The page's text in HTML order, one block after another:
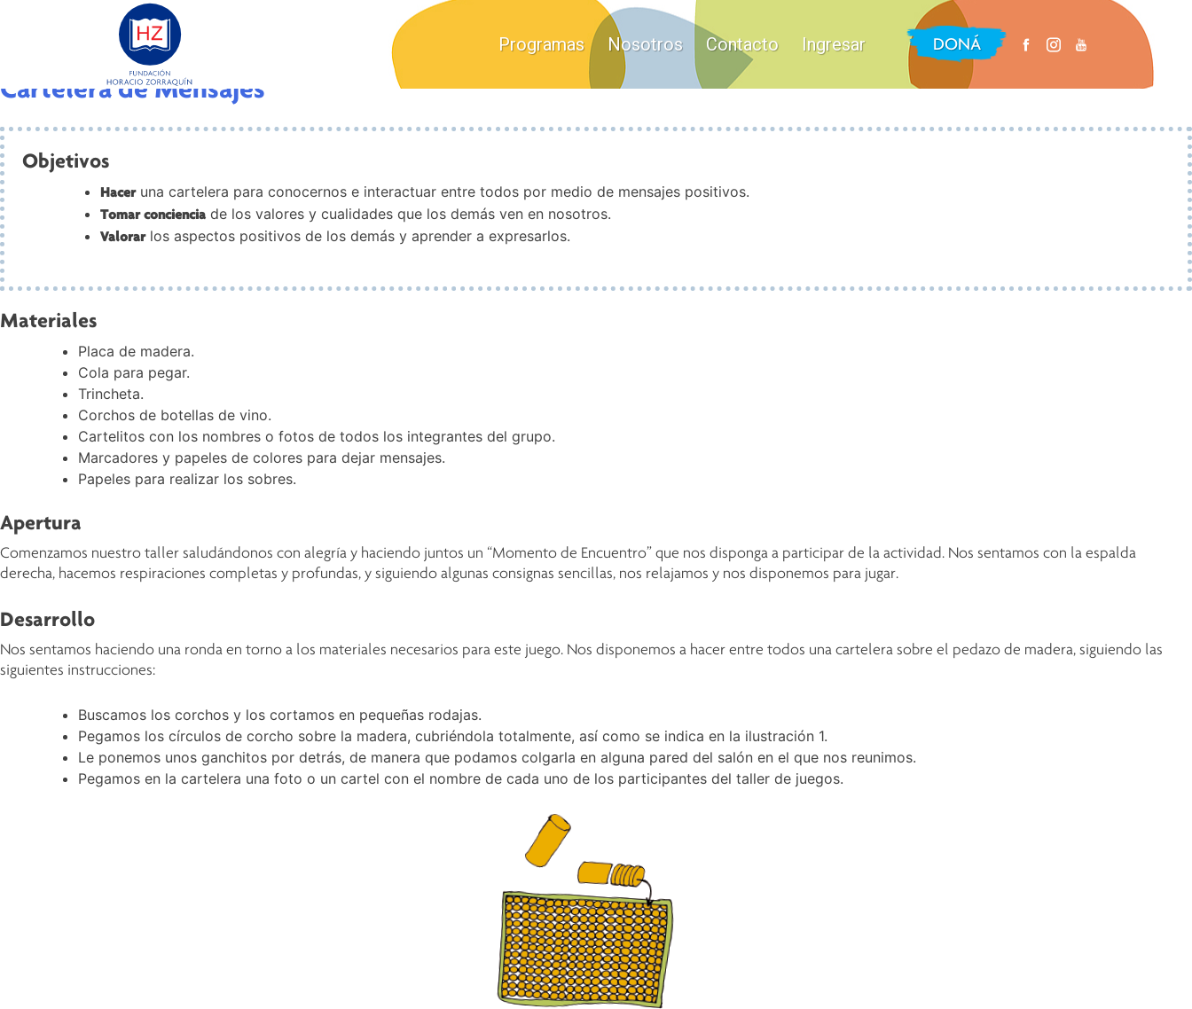
Programas Nosotros Contacto Ingresar DONÁ
Autoconocimiento
Cartelera de Mensajes
Objetivos
Haceruna cartelera para conocernos e interactuar entre todos por medio de mensajes positivos.
Tomar conciencia de los valores y cualidades que los demás ven en nosotros.
Valorarlos aspectos positivos de los demás y aprender a expresarlos.
Materiales
Placa de madera.
Cola para pegar.
Trincheta.
Corchos de botellas de vino.
Cartelitos con los nombres o fotos de todos los integrantes del grupo.
Marcadores y papeles de colores para dejar mensajes.
Papeles para realizar los sobres.
Apertura
Comenzamos nuestro taller saludándonos con alegría y haciendo juntos un “Momento de Encuentro” que nos disponga a participar de la actividad. Nos sentamos con la espalda
derecha, hacemos respiraciones completas y profundas, y siguiendo algunas consignas sencillas, nos relajamos y nos disponemos para jugar.
Desarrollo
Nos sentamos haciendo una ronda en torno a los materiales necesarios para este juego. Nos disponemos a hacer entre todos una cartelera sobre el pedazo de madera, siguiendo las
siguientes instrucciones:
Buscamos los corchos y los cortamos en pequeñas rodajas.
Pegamos los círculos de corcho sobre la madera, cubriéndola totalmente, así como se indica en la ilustración 1.
Le ponemos unos ganchitos por detrás, de manera que podamos colgarla en alguna pared del salón en el que nos reunimos.
Pegamos en la cartelera una foto o un cartel con el nombre de cada uno de los participantes del taller de juegos.